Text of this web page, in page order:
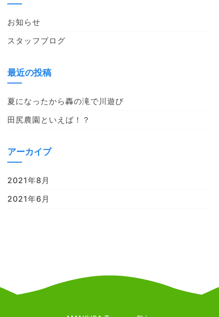
お知らせ
スタッフブログ
最近の投稿
夏になったから轟の滝で川遊び
田尻農園といえば！？
アーカイブ
2021年8月
2021年6月